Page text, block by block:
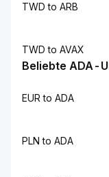
TWD to ARB
TWD to AVAX
Beliebte ADA-
EUR to ADA
PLN to ADA